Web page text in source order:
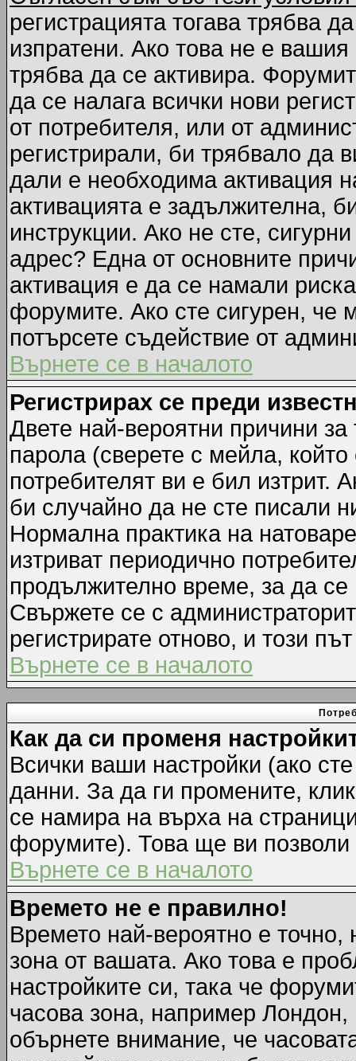
регистрацията тогава трябва
изпратени. Ако това не е
трябва да се активира.
да се налага всички нови
от потребителя, или от
регистрирали, би трябвало да
дали е необходима активация
активацията е задължителна,
инструкции. Ако не сте,
адрес? Една от основните
активация е да се намали
форумите. Ако сте сигурен, че
потърсете съдействие от
Върнете се в началото
Регистрирах се преди
Двете най-вероятни причини
парола (сверете с мейла,
потребителят ви е бил изтрит.
би случайно да не сте писали
Нормална практика на
изтриват периодично
продължително време, за да
Свържете се с
регистрирате отново, и този
Върнете се в началото
Как да си променя
Всички ваши настройки (ако
данни. За да ги промените,
се намира на върха на
форумите). Това ще ви позволи
Върнете се в началото
Времето не е правилно!
Времето най-вероятно е точно,
зона от вашата. Ако това е
настройките си, така че
часова зона, например
обърнете внимание, че